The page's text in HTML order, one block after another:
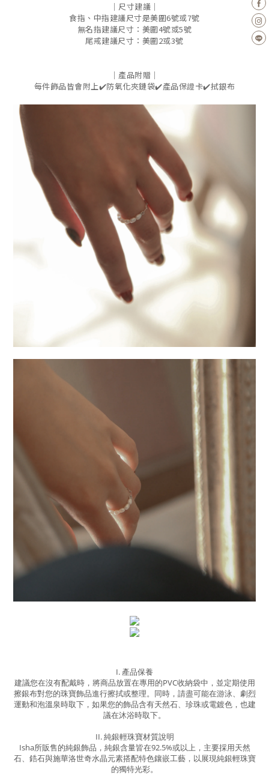
｜尺寸建議｜
食指、中指建議尺寸是美圍6號或7號
無名指建議尺寸：美圍4號或5號
尾戒建議尺寸：美圍2或3號
｜產品附贈｜
每件飾品皆會附上✔️防氧化夾鏈袋✔️產品保證卡✔️拭銀布
I. 產品保養
建議您在沒有配戴時，將商品放置在專用的PVC收納袋中，並定期使用
擦銀布對您的珠寶飾品進行擦拭或整理。同時，請盡可能在游泳、劇烈
運動和泡溫泉時取下，如果您的飾品含有天然石、珍珠或電鍍色，也建
議在沐浴時取下。
II. 純銀輕珠寶材質說明
Isha所販售的純銀飾品，純銀含量皆在92.5%或以上，主要採用天然
石、鋯石與施華洛世奇水晶元素搭配特色鑲嵌工藝，以展現純銀輕珠寶
的獨特光彩。